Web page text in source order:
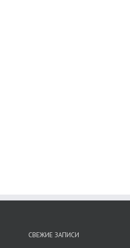
СВЕЖИЕ ЗАПИСИ